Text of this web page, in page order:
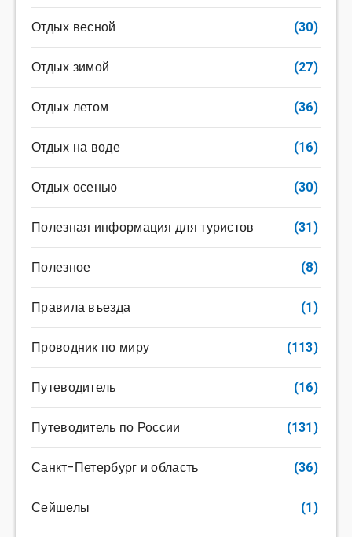
Отдых весной (30)
Отдых зимой (27)
Отдых летом (36)
Отдых на воде (16)
Отдых осенью (30)
Полезная информация для туристов (31)
Полезное (8)
Правила въезда (1)
Проводник по миру (113)
Путеводитель (16)
Путеводитель по России (131)
Санкт-Петербург и область (36)
Сейшелы (1)